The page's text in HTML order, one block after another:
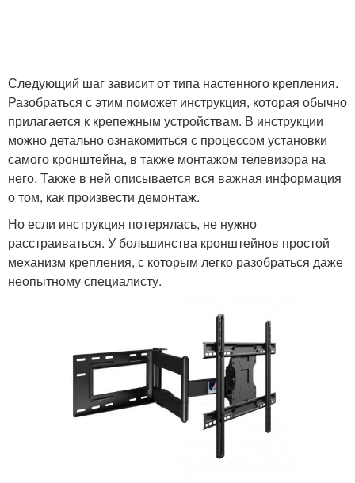
Следующий шаг зависит от типа настенного крепления.
Разобраться с этим поможет инструкция, которая обычно
прилагается к крепежным устройствам. В инструкции
можно детально ознакомиться с процессом установки
самого кронштейна, в также монтажом телевизора на
него. Также в ней описывается вся важная информация
о том, как произвести демонтаж.
Но если инструкция потерялась, не нужно
расстраиваться. У большинства кронштейнов простой
механизм крепления, с которым легко разобраться даже
неопытному специалисту.